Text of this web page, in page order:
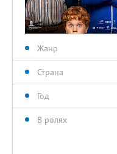
Жанр
Страна
Год
В ролях